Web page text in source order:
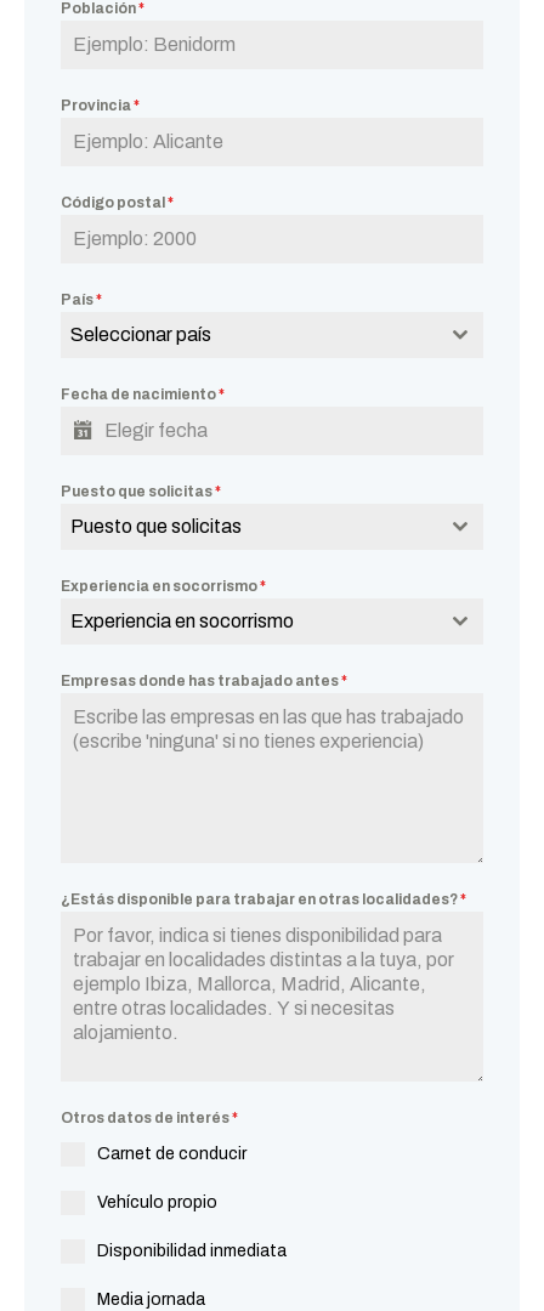
Población*
Provincia*
Código postal *
País*
Seleccionar país
Fecha de nacimiento*
Puesto que solicitas*
Puesto que solicitas
Experiencia en socorrismo*
Experiencia en socorrismo
Empresas donde has trabajado antes*
¿Estás disponible para trabajar en otras localidades?*
Otros datos de interés*
Carnet de conducir
Vehículo propio
Disponibilidad inmediata
Media jornada